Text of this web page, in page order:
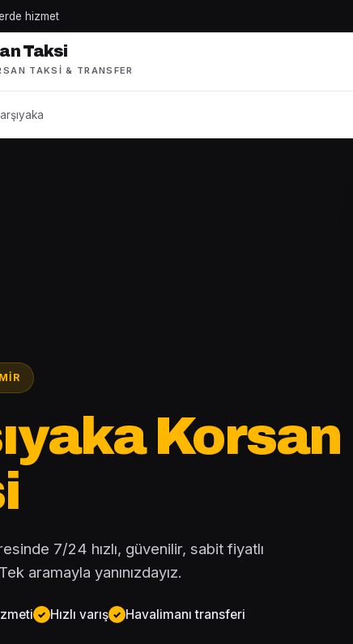
hizmet
Taksi
TAKSI & TRANSFER
Korsan
7/24 hızlı, güvenilir, sabit fiyatlı
aramayla yanınızdayız.
Hızlı varış
Havalimanı transferi